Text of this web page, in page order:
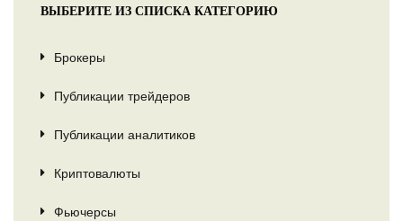
ВЫБЕРИТЕ ИЗ СПИСКА КАТЕГОРИЮ
Брокеры
Публикации трейдеров
Публикации аналитиков
Криптовалюты
Фьючерсы